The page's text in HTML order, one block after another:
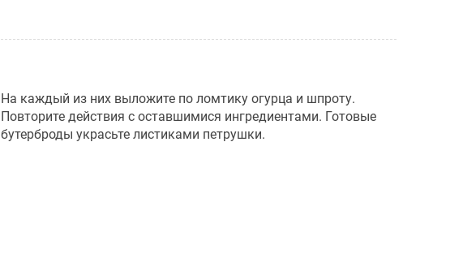
На каждый из них выложите по ломтику огурца и шпроту.
Повторите действия с оставшимися ингредиентами. Готовые
бутерброды украсьте листиками петрушки.